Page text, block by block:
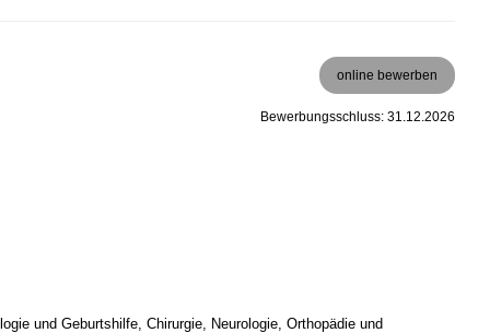
online bewerben
Bewerbungsschluss: 31.12.2026
und Geburtshilfe, Chirurgie, Neurologie, Orthopädie und